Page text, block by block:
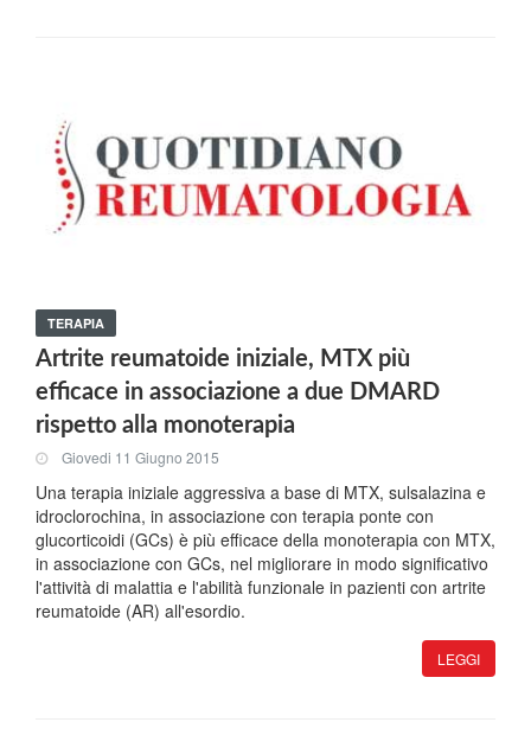
TERAPIA
Artrite reumatoide iniziale, MTX più
efficace in associazione a due DMARD
rispetto alla monoterapia
Giovedi 11 Giugno 2015
Una terapia iniziale aggressiva a base di MTX, sulsalazina e
idroclorochina, in associazione con terapia ponte con
glucorticoidi (GCs) è più efficace della monoterapia con MTX,
in associazione con GCs, nel migliorare in modo significativo
l'attività di malattia e l'abilità funzionale in pazienti con artrite
reumatoide (AR) all'esordio.
LEGGI